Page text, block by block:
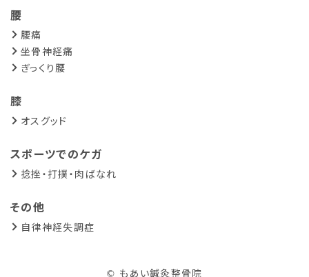
腰
腰痛
坐骨神経痛
ぎっくり腰
膝
オスグッド
スポーツでのケガ
捻挫・打撲・肉ばなれ
その他
自律神経失調症
© もあい鍼灸整骨院